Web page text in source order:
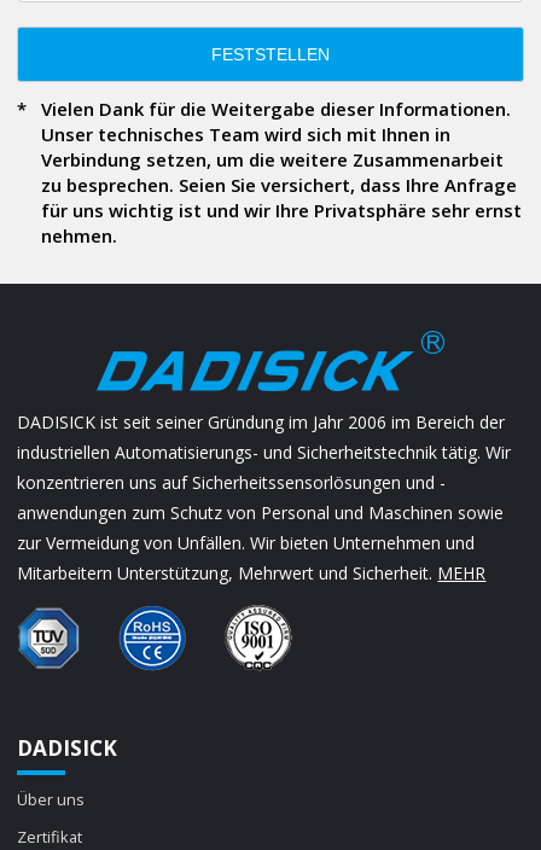
FESTSTELLEN
Vielen Dank für die Weitergabe dieser Informationen.
Unser technisches Team wird sich mit Ihnen in
Verbindung setzen, um die weitere Zusammenarbeit
zu besprechen. Seien Sie versichert, dass Ihre Anfrage
für uns wichtig ist und wir Ihre Privatsphäre sehr ernst
nehmen.
DADISICK ist seit seiner Gründung im Jahr 2006 im Bereich der
industriellen Automatisierungs- und Sicherheitstechnik tätig. Wir
konzentrieren uns auf Sicherheitssensorlösungen und -
anwendungen zum Schutz von Personal und Maschinen sowie
zur Vermeidung von Unfällen. Wir bieten Unternehmen und
Mitarbeitern Unterstützung, Mehrwert und Sicherheit. MEHR
DADISICK
Über uns
Zertifikat